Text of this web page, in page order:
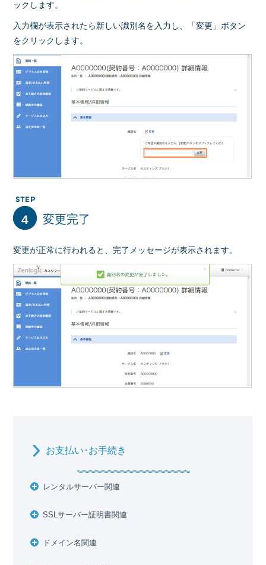
ックします。
入力欄が表示されたら新しい識別名を入力し、「変更」ボタン
をクリックします。
4 変更完了
変更が正常に行われると、完了メッセージが表示されます。
お支払い･お手続き
レンタルサーバー関連
SSLサーバー証明書関連
ドメイン名関連